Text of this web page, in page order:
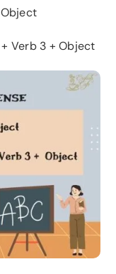
Verb 3 + Object